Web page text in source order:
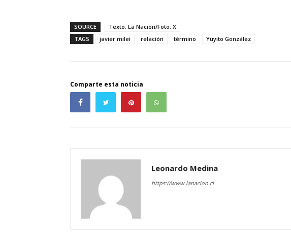
SOURCE
Texto: La Nación/Foto: X
TAGS
javier milei relación término Yuyito González
Comparte esta noticia
Leonardo Medina
https://www.lanacion.cl